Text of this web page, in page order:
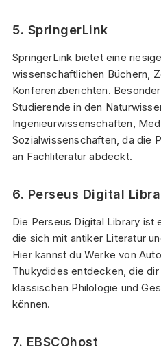
5. SpringerLink
SpringerLink bietet eine
wissenschaftlichen Büchern,
Konferenzberichten.
Studierende in den
Ingenieurwissenschaften,
Sozialwissenschaften, da die
an Fachliteratur abdeckt.
6. Perseus Digital
Die Perseus Digital Library ist
die sich mit antiker Literatur
Hier kannst du Werke von
Thukydides entdecken, die
klassischen Philologie und
können.
7. EBSCOhost